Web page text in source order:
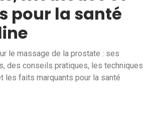
pour la santé
le massage de la prostate : ses
des conseils pratiques, les techniques
les faits marquants pour la santé